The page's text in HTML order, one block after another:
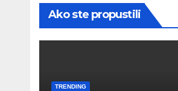
Ako ste propustili
TRENDING